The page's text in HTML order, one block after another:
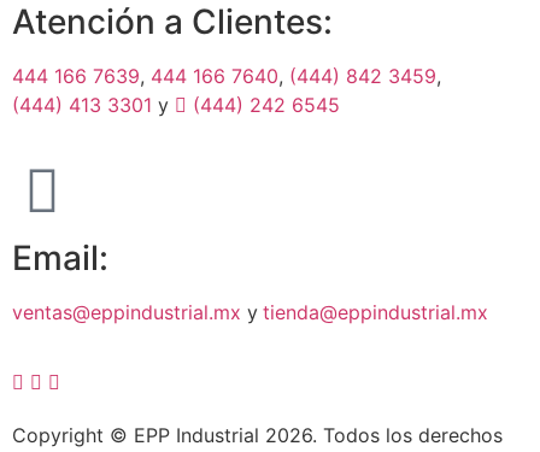
Atención a Clientes:
444 166 7639, 444 166 7640, (444) 842 3459,
(444) 413 3301 y (444) 242 6545
Email:
ventas@eppindustrial.mx y tienda@eppindustrial.mx
Copyright © EPP Industrial 2026. Todos los derechos